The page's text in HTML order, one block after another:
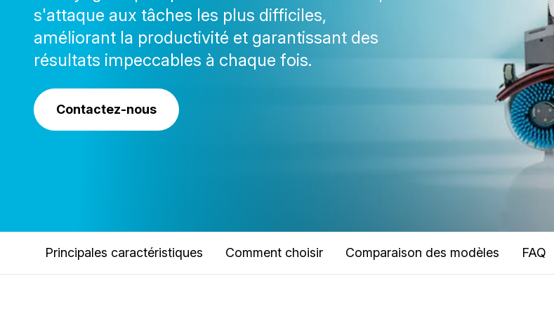
s'attaque aux tâches les plus difficiles,
améliorant la productivité et garantissant des
résultats impeccables à chaque fois.
Contactez-nous
Principales caractéristiques Comment choisir Comparaison des modèles FAQ